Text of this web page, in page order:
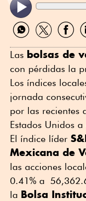
Compartir
por
Compartir
por
por
Las bolsas de
con pérdidas la
Los índices
jornada
por las recientes
Estados Unidos
El índice líder
Mexicana de
las acciones
0.41% a
la Bolsa